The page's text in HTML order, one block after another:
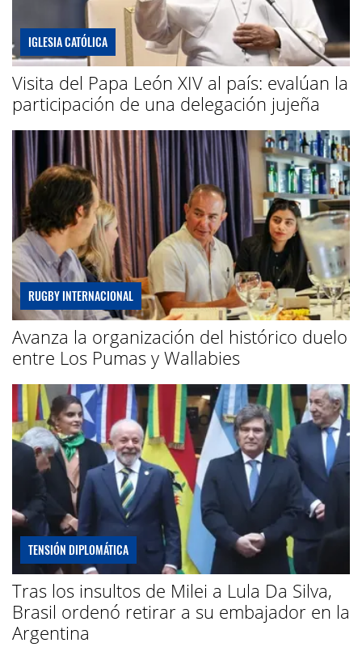
IGLESIA CATÓLICA
Visita del Papa León XIV al país: evalúan la
participación de una delegación jujeña
RUGBY INTERNACIONAL
Avanza la organización del histórico duelo
entre Los Pumas y Wallabies
TENSIÓN DIPLOMÁTICA
Tras los insultos de Milei a Lula Da Silva,
Brasil ordenó retirar a su embajador en la
Argentina